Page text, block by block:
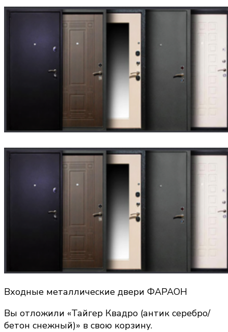
Входные металлические двери ФАРАОН
Вы отложили «Тайгер Квадро (антик серебро/
бетон снежный)» в свою корзину.